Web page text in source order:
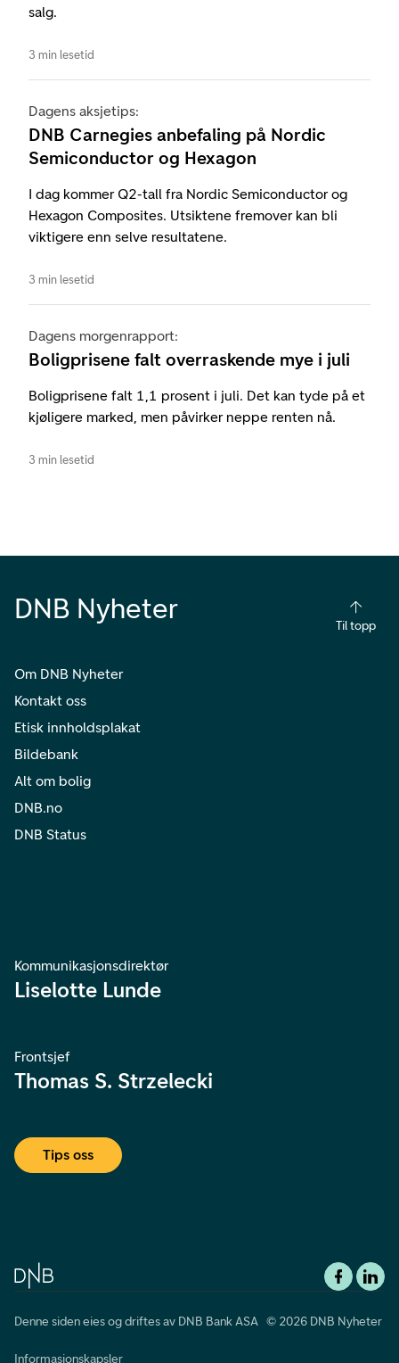
salg.
3 min lesetid
Dagens aksjetips:
DNB Carnegies anbefaling på Nordic
Semiconductor og Hexagon
I dag kommer Q2-tall fra Nordic Semiconductor og
Hexagon Composites. Utsiktene fremover kan bli
viktigere enn selve resultatene.
3 min lesetid
Dagens morgenrapport:
Boligprisene falt overraskende mye i juli
Boligprisene falt 1,1 prosent i juli. Det kan tyde på et
kjøligere marked, men påvirker neppe renten nå.
3 min lesetid
DNB Nyheter
Til topp
Om DNB Nyheter
Kontakt oss
Etisk innholdsplakat
Bildebank
Alt om bolig
DNB.no
DNB Status
Kommunikasjonsdirektør
Liselotte Lunde
Frontsjef
Thomas S. Strzelecki
Tips oss
Denne siden eies og driftes av DNB Bank ASA © 2026 DNB Nyheter
Informasjonskapsler